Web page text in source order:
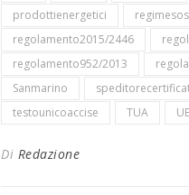
prodottienergetici
regolamento2015/2446
regolamento952/2013
Sanmarino
testounicoaccise
TUA UE
Di Redazione